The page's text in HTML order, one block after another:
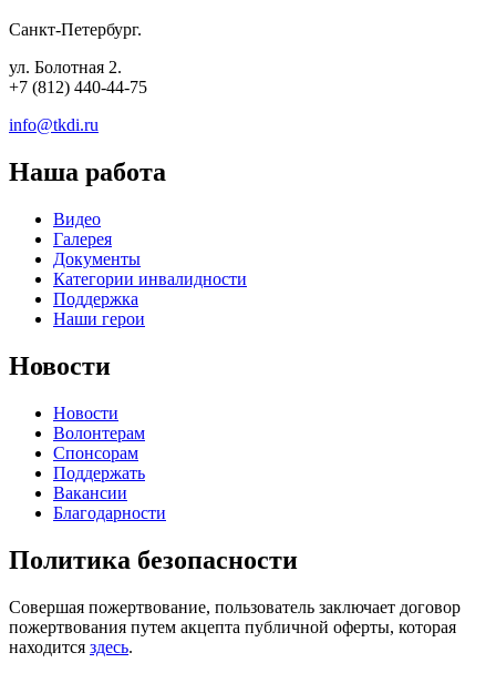
Санкт-Петербург.
ул. Болотная 2.
+7 (812) 440-44-75
info@tkdi.ru
Наша работа
Видео
Галерея
Документы
Категории инвалидности
Поддержка
Наши герои
Новости
Новости
Волонтерам
Спонсорам
Поддержать
Вакансии
Благодарности
Политика безопасности
Совершая пожертвование, пользователь заключает договор
пожертвования путем акцепта публичной оферты, которая
находится здесь.